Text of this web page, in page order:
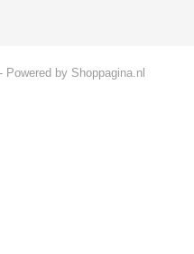
by Shoppagina.nl